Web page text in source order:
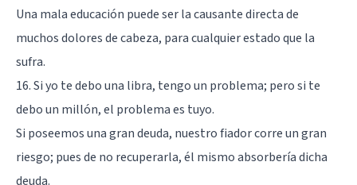
Una mala educación puede ser la causante directa de
muchos dolores de cabeza, para cualquier estado que la
sufra.
16. Si yo te debo una libra, tengo un problema; pero si te
debo un millón, el problema es tuyo.
Si poseemos una gran deuda, nuestro fiador corre un gran
riesgo; pues de no recuperarla, él mismo absorbería dicha
deuda.